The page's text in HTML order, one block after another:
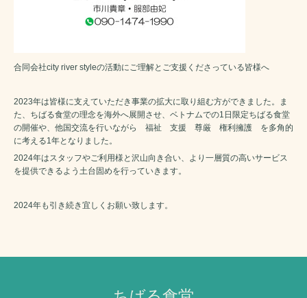
合同会社city river styleの活動にご理解とご支援くださっている皆様へ
2023年は皆様に支えていただき事業の拡大に取り組む方ができました。ま
た、ちばる食堂の理念を海外へ展開させ、ベトナムでの1日限定ちばる食堂
の開催や、他国交流を行いながら 福祉 支援 尊厳 権利擁護 を多角的
に考える1年となりました。
2024年はスタッフやご利用様と沢山向き合い、より一層質の高いサービス
を提供できるよう土台固めを行っていきます。
2024年も引き続き宜しくお願い致します。